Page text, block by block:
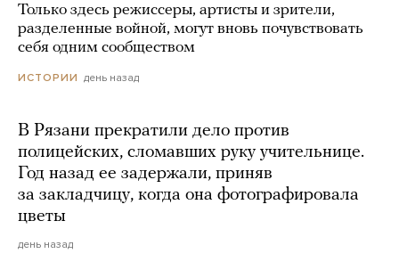
Только здесь режиссеры, артисты и зрители,
разделенные войной, могут вновь почувствовать
себя одним сообществом
ИСТОРИИ день назад
В Рязани прекратили дело против
полицейских, сломавших руку учительнице.
Год назад ее задержали, приняв
за закладчицу, когда она фотографировала
цветы
день назад